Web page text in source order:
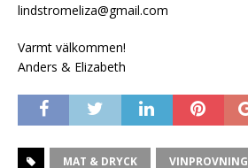
lindstromeliza@gmail.com
Varmt välkommen!
Anders & Elizabeth
MAT & DRYCK VINPROVNING